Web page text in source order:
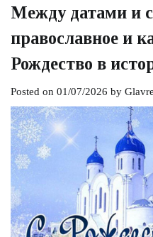
Между датами и
православное и
Рождество в
Posted on 01/07/2026 by